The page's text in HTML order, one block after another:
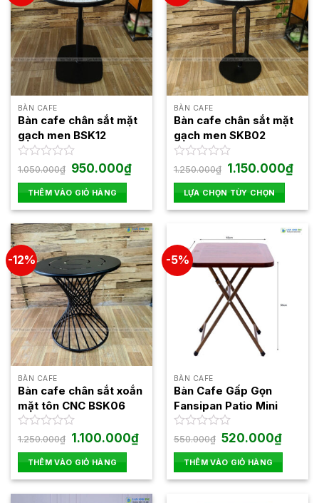
BÀN CAFE
Bàn cafe chân sắt mặt
gạch men BSK12
Được
hạng
0
5
sao
1.050.000₫ Giá
gốc
là:
1.050.000₫.
950.000₫Giá
hiện
950.000₫.
THÊM VÀO GIỎ HÀNG
BÀN CAFE
Bàn cafe chân sắt mặt
gạch men SKB02
Được
hạng
0
5
1.250.000₫ Giá
gốc
là:
1.250.000₫.
1.150.000₫Giá
hiện
LỰA CHỌN TÙY CHỌN
Sản
có
nhiều
thể
được
chọn
trên
trang
phẩm
-12%
BÀN CAFE
Bàn cafe chân sắt xoắn
mặt tôn CNC BSK06
Được
hạng
0
5
sao
1.250.000₫ Giá
gốc
là:
1.250.000₫.
1.100.000₫Giá
hiện
1.100.000₫.
THÊM VÀO GIỎ HÀNG
-5%
BÀN CAFE
Bàn Cafe Gấp Gọn
Fansipan Patio Mini
Được
hạng
0
5
550.000₫ Giá
gốc
là:
550.000₫.
520.000₫Giá
hiện
tại
là:
THÊM VÀO GIỎ HÀNG